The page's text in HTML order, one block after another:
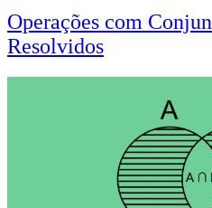
Operações com
Resolvidos